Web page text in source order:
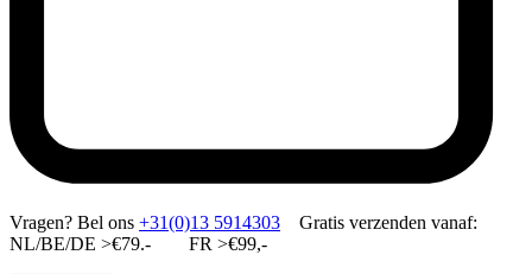
Vragen? Bel ons +31(0)13 5914303 Gratis verzenden vanaf:
NL/BE/DE >€79.- FR >€99,-